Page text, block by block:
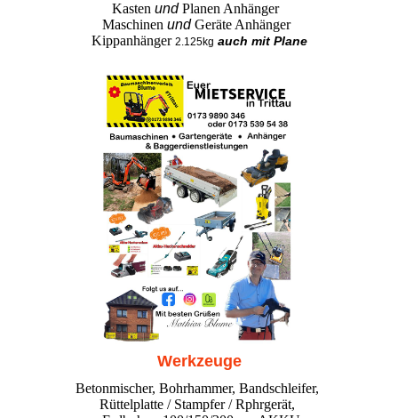
Kasten undPlanen Anhänger
Maschinen undGeräte Anhänger
Kippanhänger 2.125kg auch mit Plane
Werkzeuge
Betonmischer, Bohrhammer, Bandschleifer,
Rüttelplatte / Stampfer / Rphrgerät,